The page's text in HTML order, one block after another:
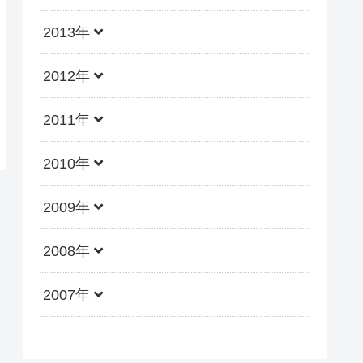
2013年
2012年
2011年
2010年
2009年
2008年
2007年